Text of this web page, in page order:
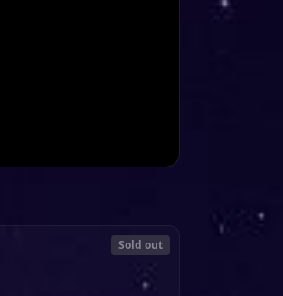
Sold out